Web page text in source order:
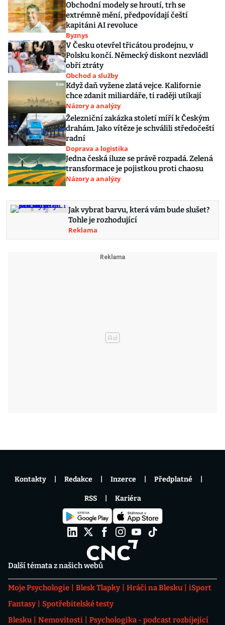
Obchodní modely se hroutí, trh se
extrémně mění, předpovídají čeští
kapitáni AI revoluce
Byznys
V Česku otevřel třicátou prodejnu, v
Polsku končí. Německý diskont nezvládl
obří ztráty
Obchod a služby
Když daň vyžene zlatá vejce. Kalifornie
chce zdanit miliardáře, ti raději utíkají
Názory a analýzy
Železniční zakázka století míří k Českým
drahám. Jako vítěze je schválili středočeští
radní
Doprava a logistika
Jedna česká iluze se právě rozpadá. Zelená
transformace je pojistkou proti chaosu
Názory a analýzy
Jak vybrat barvu, která vám bude slušet?
Tohle je rozhodující
Reklama
Další témata z našich webů
Moje Psychologie Blesk Tlapky Hráči na Blesku
iSport
Fantasy
Spotřebitelské testy
Blesku
Nemovitosti
Psychologika - podcast rozbíjející
Kontakty Redakce Inzerce Předplatné
RSS Kariéra